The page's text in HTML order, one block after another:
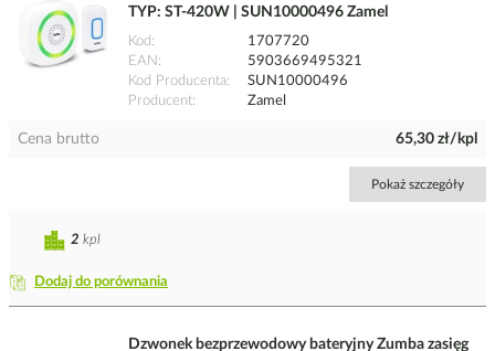
TYP: ST-420W | SUN10000496 Zamel
Kod
1707720
EAN
5903669495321
Kod Producenta
SUN10000496
Producent
Zamel
Cena brutto 65,30 zł/kpl
Pokaż szczegóły
Dodaj do porównania
2 kpl
Dzwonek bezprzewodowy bateryjny Zumba zasięg